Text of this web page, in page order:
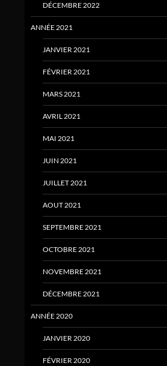
DÉCEMBRE 2022
ANNÉE 2021
JANVIER 2021
FÉVRIER 2021
MARS 2021
AVRIL 2021
MAI 2021
JUIN 2021
JUILLET 2021
AOUT 2021
SEPTEMBRE 2021
OCTOBRE 2021
NOVEMBRE 2021
DÉCEMBRE 2021
ANNÉE 2020
JANVIER 2020
FÉVRIER 2020